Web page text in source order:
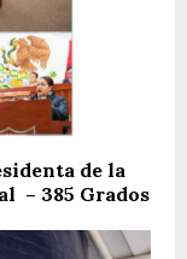
de la
– 385 Grados